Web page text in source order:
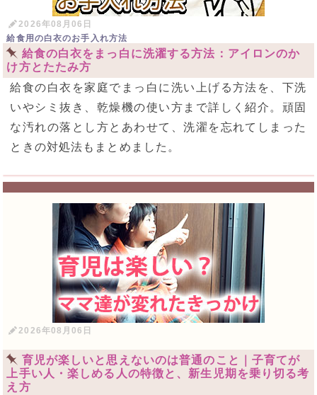
2026年08月06日
給食用の白衣のお手入れ方法
給食の白衣をまっ白に洗濯する方法：アイロンのか
け方とたたみ方
給食の白衣を家庭でまっ白に洗い上げる方法を、下洗
いやシミ抜き、乾燥機の使い方まで詳しく紹介。頑固
な汚れの落とし方とあわせて、洗濯を忘れてしまった
ときの対処法もまとめました。
2026年08月06日
育児が楽しいと思えないのは普通のこと｜子育てが
上手い人・楽しめる人の特徴と、新生児期を乗り切る考
え方